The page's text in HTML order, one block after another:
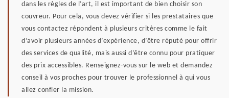
dans les règles de l’art, il est important de bien choisir son
couvreur. Pour cela, vous devez vérifier si les prestataires que
vous contactez répondent à plusieurs critères comme le fait
d’avoir plusieurs années d’expérience, d’être réputé pour offrir
des services de qualité, mais aussi d’être connu pour pratiquer
des prix accessibles. Renseignez-vous sur le web et demandez
conseil à vos proches pour trouver le professionnel à qui vous
allez confier la mission.